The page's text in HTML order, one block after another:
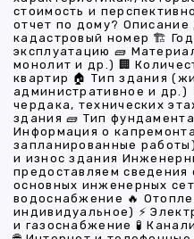
стоимость и
отчет по дому?
кадастровый номер 🏗
эксплуатацию 🧱
монолит и др.) 🏢
квартир 🏠 Тип здания
административное и др.)
чердака, технических
здания 🧱 Тип
Информация о
запланированные
и износ здания
предоставляем сведения
основных инженерных
водоснабжение 🔥
индивидуальное) ⚡
и газоснабжение 🧪